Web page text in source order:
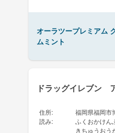
オーラツープレミアム
ムミント
ドラッグイレブン
住所:
福岡県福岡市
読み:
ふくおかけん
きちゅうおう